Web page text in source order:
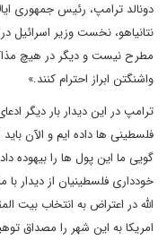
دونالد ترامپ، رئیس جمهوری
نتانیاهو، نخست وزیر
مطرح نیست و دیگر در هیچ
واشنگتن ابراز احترام کنند.»
ترامپ در این دیدار بار دیگر
فلسطینی ها داده ایم و الآن
گویی ما این پول ها را بیهوده
خودداری فلسطینیان از دیدار
الله در اعتراض به انتخاب بیت
امریکا به این شهر را مصداق